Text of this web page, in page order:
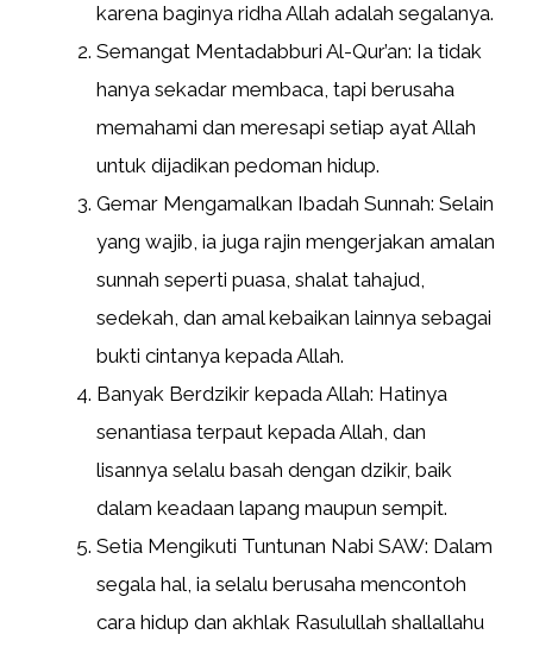
karena baginya ridha Allah adalah segalanya.
Semangat Mentadabburi Al-Qur’an: Ia tidak
hanya sekadar membaca, tapi berusaha
memahami dan meresapi setiap ayat Allah
untuk dijadikan pedoman hidup.
Gemar Mengamalkan Ibadah Sunnah: Selain
yang wajib, ia juga rajin mengerjakan amalan
sunnah seperti puasa, shalat tahajud,
sedekah, dan amal kebaikan lainnya sebagai
bukti cintanya kepada Allah.
Banyak Berdzikir kepada Allah: Hatinya
senantiasa terpaut kepada Allah, dan
lisannya selalu basah dengan dzikir, baik
dalam keadaan lapang maupun sempit.
Setia Mengikuti Tuntunan Nabi SAW: Dalam
segala hal, ia selalu berusaha mencontoh
cara hidup dan akhlak Rasulullah shallallahu